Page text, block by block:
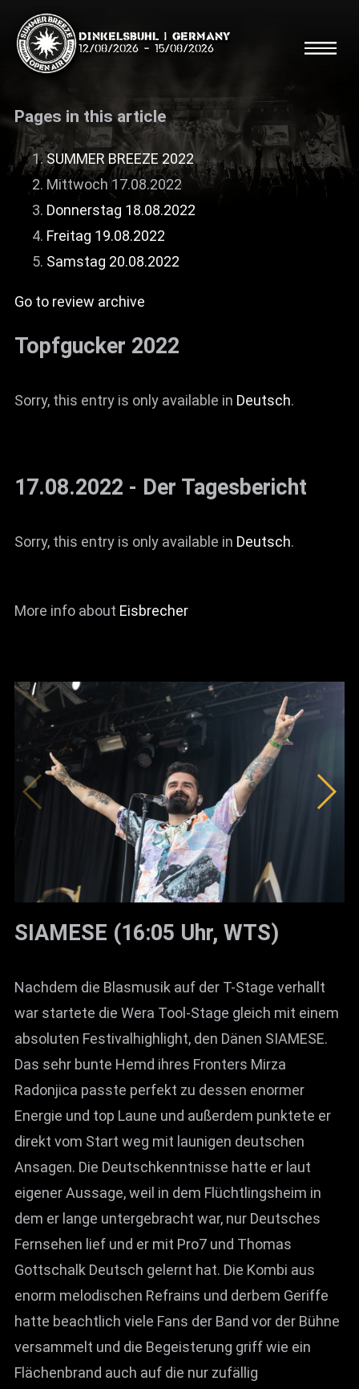
Dinkelsbühl | Germany
12/08/2026 - 15/08/2026
Search
Shop
Festival ABC
ZUM SHOP
BARRIEREFREIHEIT
Rückblicke
Pages in this article
SUMMER BREEZE 2022
Mittwoch 17.08.2022
Donnerstag 18.08.2022
Freitag 19.08.2022
Samstag 20.08.2022
Go to review archive
Topfgucker 2022
Sorry, this entry is only available in Deutsch.
17.08.2022 - Der Tagesbericht
Sorry, this entry is only available in Deutsch.
More info about Eisbrecher
SIAMESE (16:05 Uhr, WTS)
Nachdem die Blasmusik auf der T-Stage verhallt
war startete die Wera Tool-Stage gleich mit einem
absoluten Festivalhighlight, den Dänen SIAMESE.
Das sehr bunte Hemd ihres Fronters Mirza
Radonjica passte perfekt zu dessen enormer
Energie und top Laune und außerdem punktete er
direkt vom Start weg mit launigen deutschen
Ansagen. Die Deutschkenntnisse hatte er laut
eigener Aussage, weil in dem Flüchtlingsheim in
dem er lange untergebracht war, nur Deutsches
Fernsehen lief und er mit Pro7 und Thomas
Gottschalk Deutsch gelernt hat. Die Kombi aus
enorm melodischen Refrains und derbem Geriffe
hatte beachtlich viele Fans der Band vor der Bühne
versammelt und die Begeisterung griff wie ein
Flächenbrand auch auf die nur zufällig